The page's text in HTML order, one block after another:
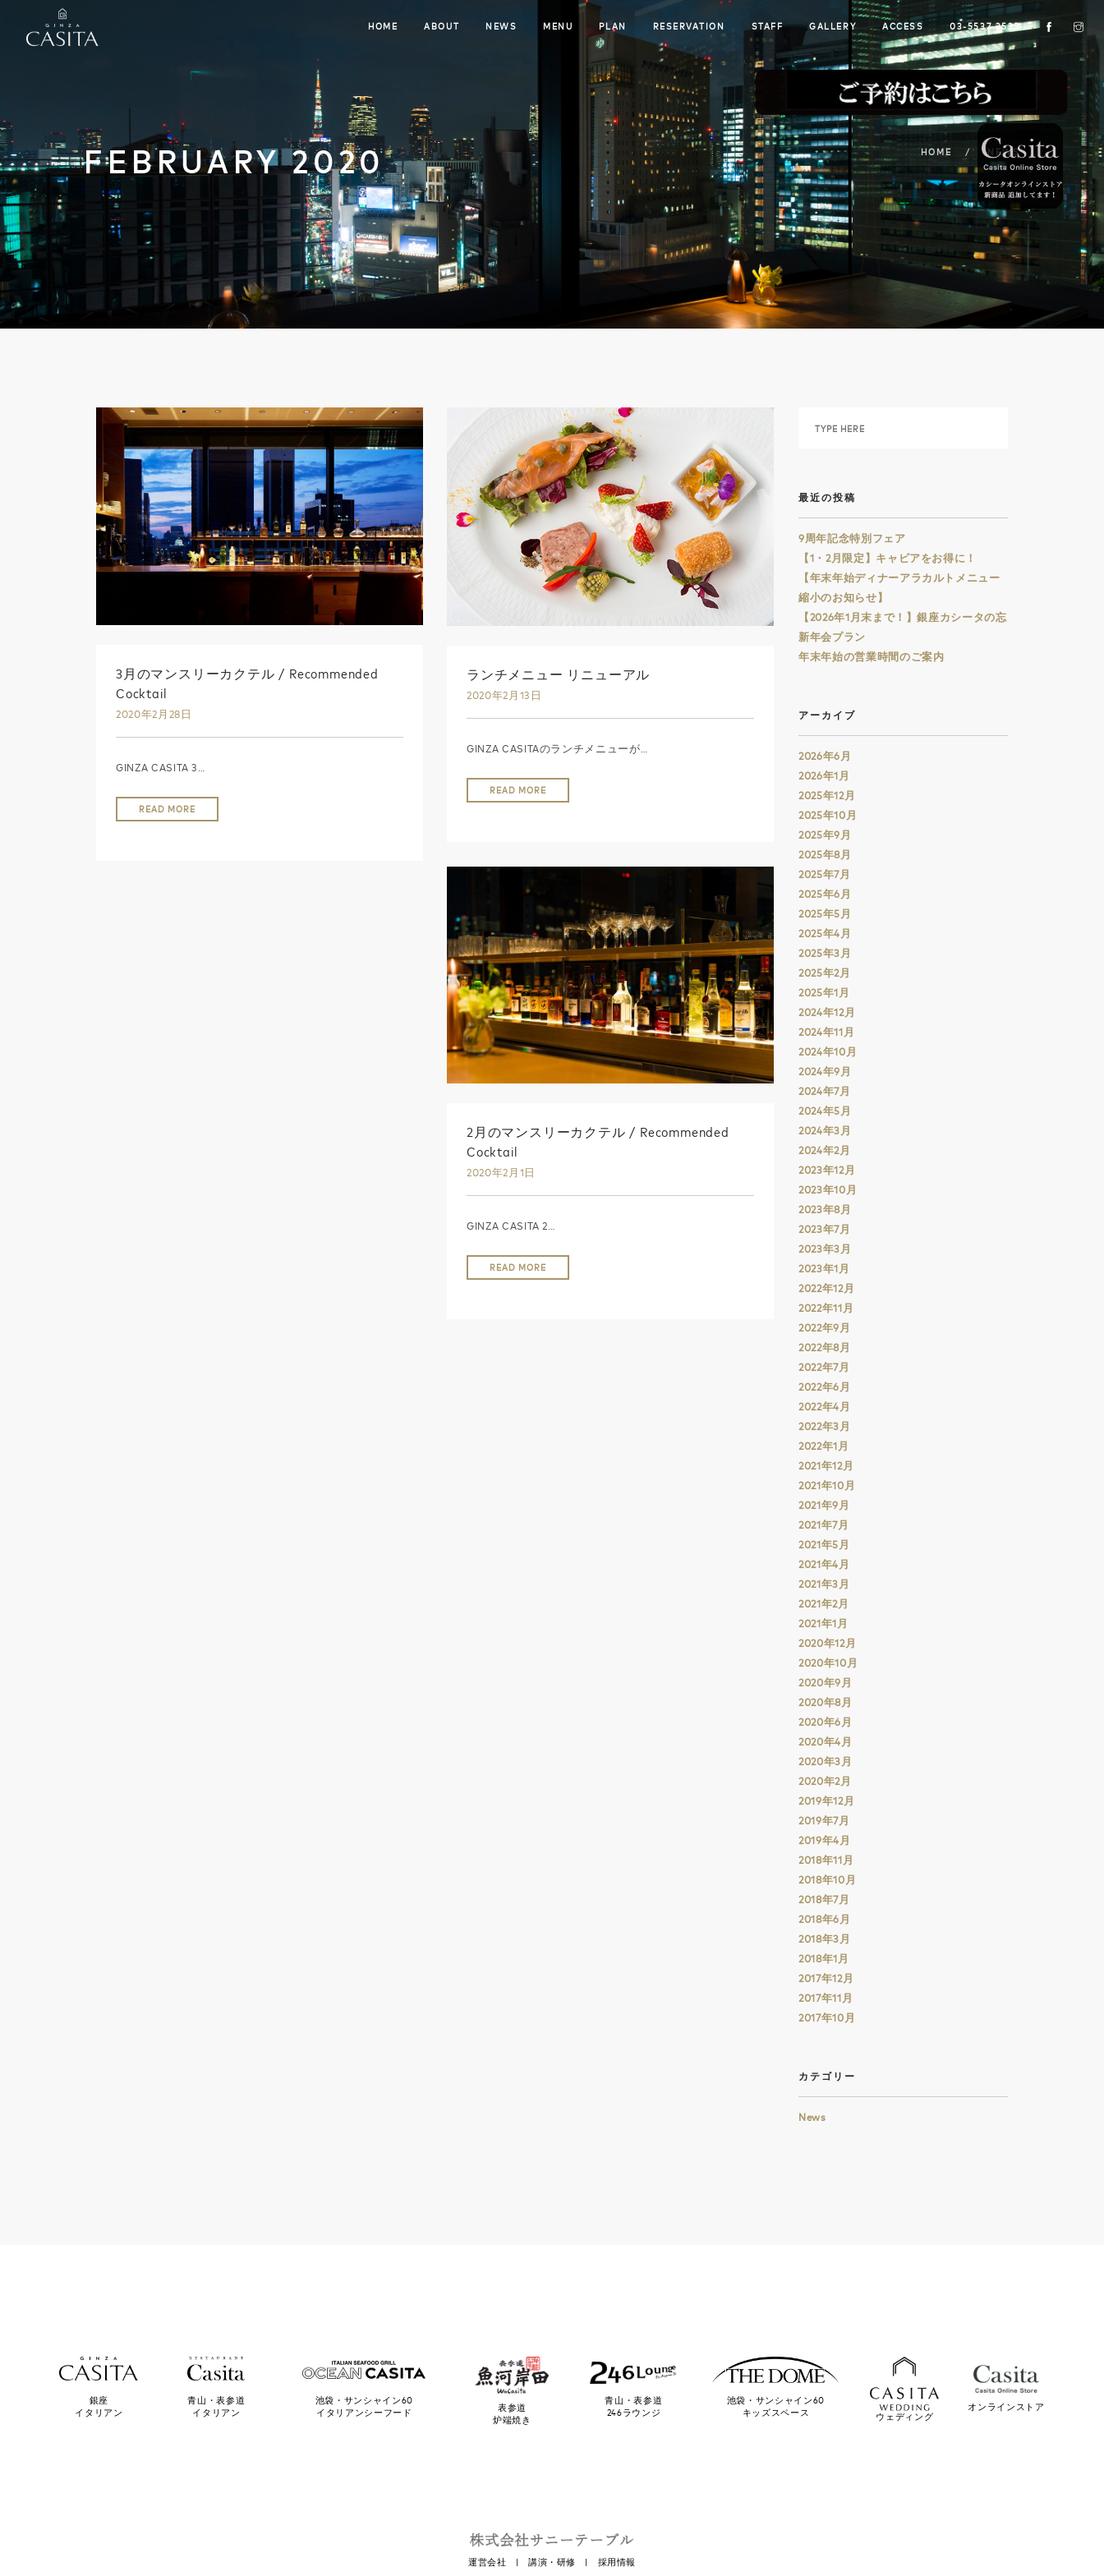
HOME ABOUT NEWS MENU PLAN RESERVATION STAFF GALLERY ACCESS 03-5537-3535
FEBRUARY 2020 HOME NEWS
3月のマンスリーカクテル / Recommended
Cocktail
2020年2月28日
GINZA CASITA 3…
READ MORE
ランチメニュー リニューアル
2020年2月13日
GINZA CASITAのランチメニューが…
READ MORE
2月のマンスリーカクテル / Recommended
Cocktail
2020年2月1日
GINZA CASITA 2…
READ MORE
最近の投稿
9周年記念特別フェア
【1・2月限定】キャビアをお得に！
【年末年始ディナーアラカルトメニュー
縮小のお知らせ】
【2026年1月末まで！】銀座カシータの忘
新年会プラン
年末年始の営業時間のご案内
アーカイブ
2026年6月
2026年1月
2025年12月
2025年10月
2025年9月
2025年8月
2025年7月
2025年6月
2025年5月
2025年4月
2025年3月
2025年2月
2025年1月
2024年12月
2024年11月
2024年10月
2024年9月
2024年7月
2024年5月
2024年3月
2024年2月
2023年12月
2023年10月
2023年8月
2023年7月
2023年3月
2023年1月
2022年12月
2022年11月
2022年9月
2022年8月
2022年7月
2022年6月
2022年4月
2022年3月
2022年1月
2021年12月
2021年10月
2021年9月
2021年7月
2021年5月
2021年4月
2021年3月
2021年2月
2021年1月
2020年12月
2020年10月
2020年9月
2020年8月
2020年6月
2020年4月
2020年3月
2020年2月
2019年12月
2019年7月
2019年4月
2018年11月
2018年10月
2018年7月
2018年6月
2018年3月
2018年1月
2017年12月
2017年11月
2017年10月
カテゴリー
News
銀座
イタリアン
青山・表参道
イタリアン
池袋・サンシャイン60
イタリアンシーフード
表参道
炉端焼き
青山・表参道
246ラウンジ
池袋・サンシャイン60
キッズスペース
ウェディング
オンラインストア
運営会社 |講演・研修 | 採用情報